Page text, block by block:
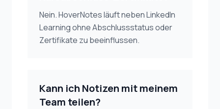
Nein. HoverNotes läuft neben LinkedIn
Learning ohne Abschlussstatus oder
Zertifikate zu beeinflussen.
Kann ich Notizen mit meinem
Team teilen?